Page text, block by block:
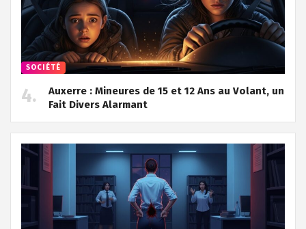
SOCIÉTÉ
Auxerre : Mineures de 15 et 12 Ans au Volant, un
Fait Divers Alarmant